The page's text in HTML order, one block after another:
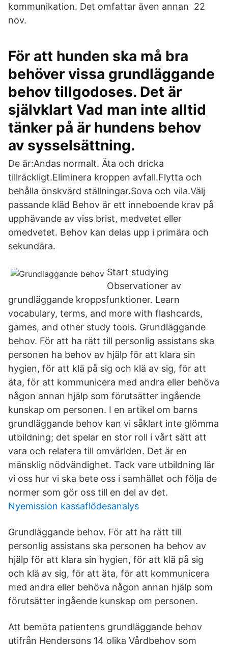
kommunikation. Det omfattar även annan 22
nov.
För att hunden ska må bra
behöver vissa grundläggande
behov tillgodoses. Det är
självklart Vad man inte alltid
tänker på är hundens behov
av sysselsättning.
De är:Andas normalt. Äta och dricka
tillräckligt.Eliminera kroppen avfall.Flytta och
behålla önskvärd ställningar.Sova och vila.Välj
passande kläd Behov är ett inneboende krav på
upphävande av viss brist, medvetet eller
omedvetet. Behov kan delas upp i primära och
sekundära.
Start studying
Observationer av
grundläggande kroppsfunktioner. Learn
vocabulary, terms, and more with flashcards,
games, and other study tools. Grundläggande
behov. För att ha rätt till personlig assistans ska
personen ha behov av hjälp för att klara sin
hygien, för att klä på sig och klä av sig, för att
äta, för att kommunicera med andra eller behöva
någon annan hjälp som förutsätter ingående
kunskap om personen. I en artikel om barns
grundläggande behov kan vi såklart inte glömma
utbildning; det spelar en stor roll i vårt sätt att
vara och relatera till omvärlden. Det är en
mänsklig nödvändighet. Tack vare utbildning lär
vi oss hur vi ska bete oss i samhället och följa de
normer som gör oss till en del av det.
Nyemission kassaflödesanalys
Grundläggande behov. För att ha rätt till
personlig assistans ska personen ha behov av
hjälp för att klara sin hygien, för att klä på sig
och klä av sig, för att äta, för att kommunicera
med andra eller behöva någon annan hjälp som
förutsätter ingående kunskap om personen.
Att bemöta patientens grundläggande behov
utifrån Hendersons 14 olika Vårdbehov som